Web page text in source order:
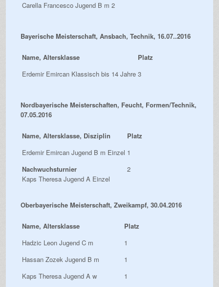
Carella Francesco Jugend B m 2
Bayerische Meisterschaft, Ansbach, Technik, 16.07..2016
Name, Altersklasse
Platz
Erdemir Emircan Klassisch bis 14 Jahre 3
Nordbayerische Meisterschaften, Feucht, Formen/Technik,
07.05.2016
Name, Altersklasse, Disziplin
Platz
Erdemir Emircan Jugend B m Einzel 1
Nachwuchsturnier
Kaps Theresa Jugend A Einzel
2
Oberbayerische Meisterschaft, Zweikampf, 30.04.2016
Name, Altersklasse
Platz
Hadzic Leon Jugend C m
1
Hassan Zozek Jugend B m
1
Kaps Theresa Jugend A w
1